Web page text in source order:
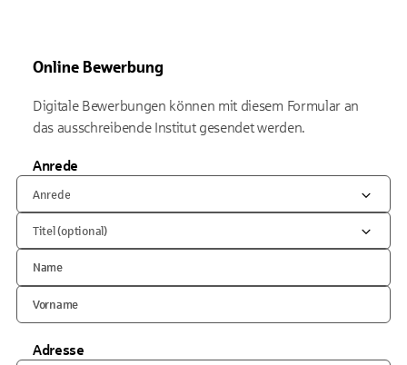
Online Bewerbung
Digitale Bewerbungen können mit diesem Formular an
das ausschreibende Institut gesendet werden.
Anrede
Anrede
Titel (optional)
Name
Vorname
Adresse